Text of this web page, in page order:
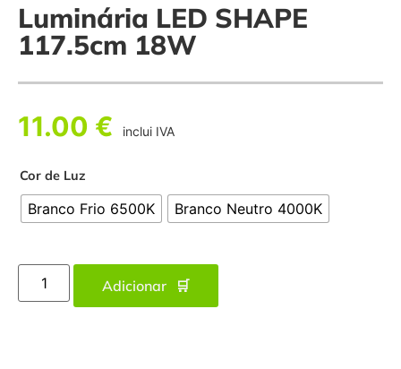
Luminária LED SHAPE
117.5cm 18W
11.00 € inclui IVA
Cor de Luz
Branco Frio 6500K Branco Neutro 4000K
Adicionar